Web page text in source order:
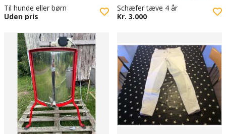
Til hunde eller børn
Uden pris
Schæfer tæve 4 år
Kr. 3.000